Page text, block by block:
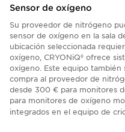
Sensor de oxígeno
Su proveedor de nitrógeno
sensor de oxígeno en la sala
ubicación seleccionada
oxígeno, CRYONiQ® ofrece
oxígeno. Este equipo también
compra al proveedor de
desde 300 € para monitores
para monitores de oxígeno
integrados en el equipo de